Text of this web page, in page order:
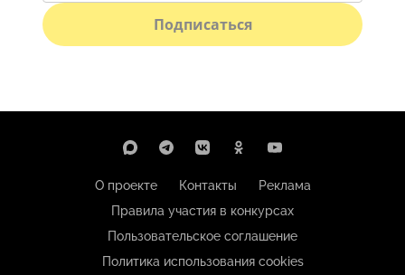
Подписаться
О проекте Контакты
Реклама
Правила участия в конкурсах
Пользовательское соглашение
Политика использования cookies